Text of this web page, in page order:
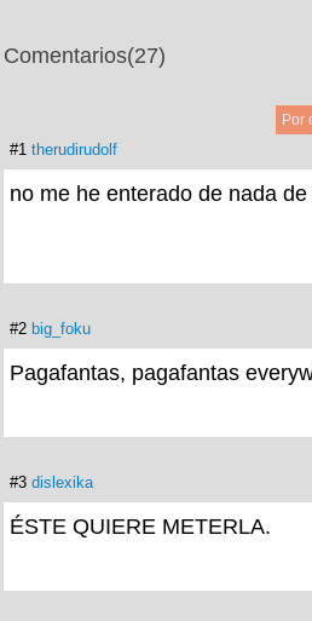
Comentarios(27)
Por
#1 therudirudolf
no me he enterado de nada
#2 big_foku
Pagafantas, pagafantas
#3 dislexika
ÉSTE QUIERE METERLA.